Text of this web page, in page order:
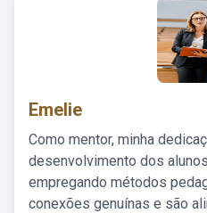
Emelie
Como mentor, minha
desenvolvimento dos
empregando métodos
conexões genuínas e são